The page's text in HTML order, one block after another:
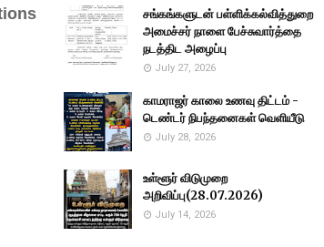
சங்கங்களுடன் பள்ளிக்கல்வித்துறை
அமைச்சர் நாளை பேச்சுவார்த்தை
நடத்திட அழைப்பு
July 27, 2026
காமராஜர் காலை உணவு திட்டம் -
டெண்டர் நிபந்தனைகள் வெளியீடு
July 28, 2026
உள்ளூர் விடுமுறை
அறிவிப்பு(28.07.2026)
July 14, 2026